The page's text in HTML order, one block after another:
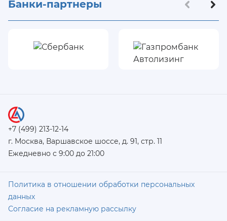
Банки-партнеры
+7 (499) 213-12-14
г. Москва, Варшавское шоссе, д. 91, стр. 11
Ежедневно с 9:00 до 21:00
Политика в отношении обработки персональных
данных
Согласие на рекламную рассылку